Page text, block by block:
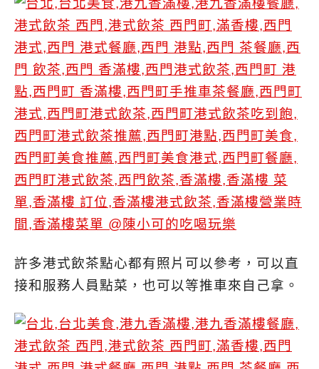
許多港式飲茶點心都有照片可以參考，可以直
接和服務人員點菜，也可以等推車來自己拿。